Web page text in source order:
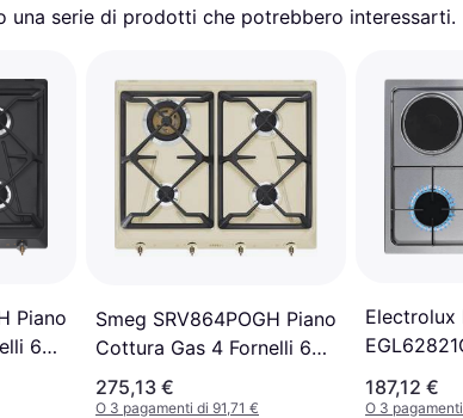
una serie di prodotti che potrebbero interessarti.
Piano
60
Smeg SRV864POGH Piano
Cottura Gas 4 Fornelli 60
cm
275,13 €
O 3 pagamenti di 91,71 €
Electrolux
Fuochi
187,12 €
O 3